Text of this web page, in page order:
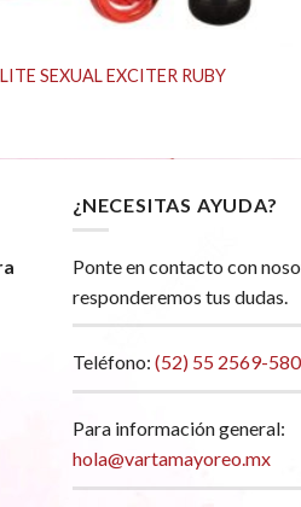
SEXUAL EXCITER RUBY
¿NECESITAS AYUDA?
Ponte en contacto con
responderemos tus dudas.
Teléfono: (52) 55 2569-
Para información general:
hola@vartamayoreo.mx